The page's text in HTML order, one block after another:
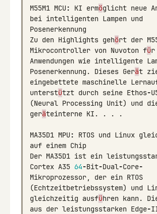
M55M1 MCU: KI ermöglicht neue
bei intelligenten Lampen und
Posenerkennung
Zu den Highlights gehört der
Mikrocontroller von Nuvoton für
Anwendungen wie intelligente
Posenerkennung . Dieses Gerät
eingebettete maschinelle
unterstützt durch seine Ethos-
(Neural Processing Unit) und
geräteinterne KI . . . .
MA35D1 MPU: RTOS und Linux
auf einem Chip
Der MA35D1 ist ein
Cortex A35 64-Bit-Dual-Core-
Mikroprozessor, der ein RTOS
(Echtzeitbetriebssystem) und
gleichzeitig ausführen kann.
aus der leistungsstarken Edge-